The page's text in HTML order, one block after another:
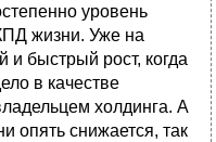
уровень
жизни. Уже на
быстрый рост, когда
в качестве
холдинга. А
опять снижается, так